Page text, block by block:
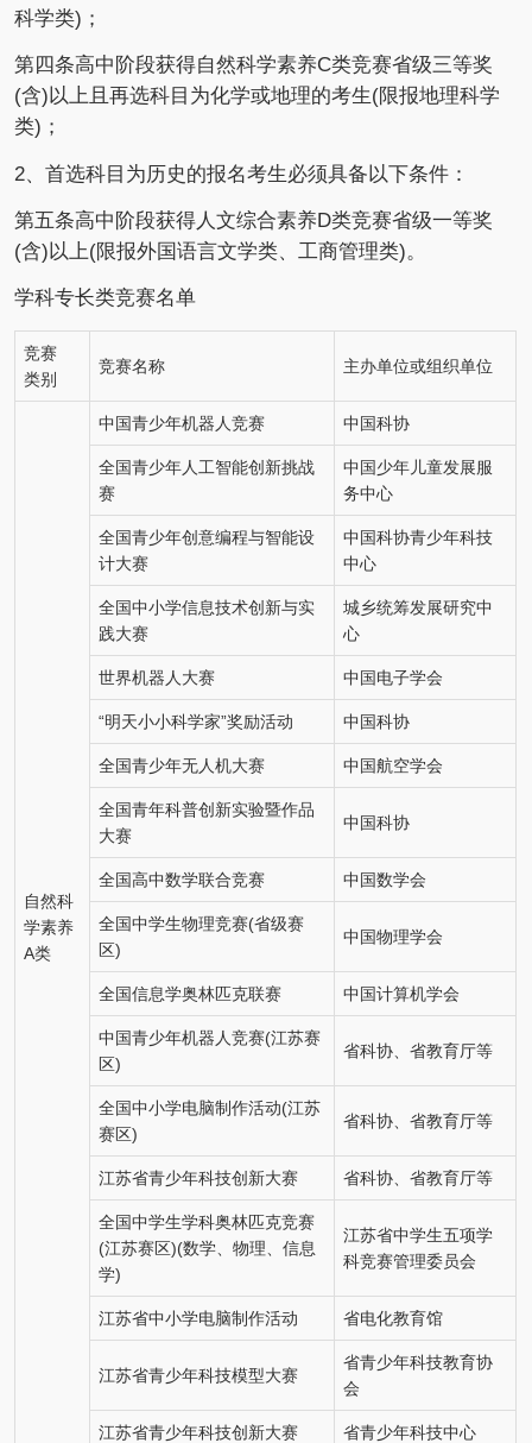
科学类)；
第四条高中阶段获得自然科学素养C类竞赛省级三等奖
(含)以上且再选科目为化学或地理的考生(限报地理科学
类)；
2、首选科目为历史的报名考生必须具备以下条件：
第五条高中阶段获得人文综合素养D类竞赛省级一等奖
(含)以上(限报外国语言文学类、工商管理类)。
学科专长类竞赛名单
竞赛
类别
竞赛名称 主办单位或组织单位
自然科
学素养
A类
中国青少年机器人竞赛 中国科协
全国青少年人工智能创新挑战
赛
中国少年儿童发展服
务中心
全国青少年创意编程与智能设
计大赛
中国科协青少年科技
中心
全国中小学信息技术创新与实
践大赛
城乡统筹发展研究中
心
世界机器人大赛 中国电子学会
“明天小小科学家”奖励活动 中国科协
全国青少年无人机大赛 中国航空学会
全国青年科普创新实验暨作品
大赛
中国科协
全国高中数学联合竞赛 中国数学会
全国中学生物理竞赛(省级赛
区)
中国物理学会
全国信息学奥林匹克联赛 中国计算机学会
中国青少年机器人竞赛(江苏赛
区)
省科协、省教育厅等
全国中小学电脑制作活动(江苏
赛区)
省科协、省教育厅等
江苏省青少年科技创新大赛 省科协、省教育厅等
全国中学生学科奥林匹克竞赛
(江苏赛区)(数学、物理、信息
学)
江苏省中学生五项学
科竞赛管理委员会
江苏省中小学电脑制作活动 省电化教育馆
江苏省青少年科技模型大赛
省青少年科技教育协
会
江苏省青少年科技创新大赛 省青少年科技中心